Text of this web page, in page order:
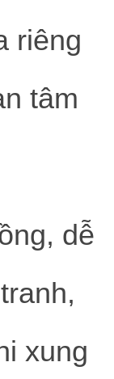
riêng
tâm
dễ
xung